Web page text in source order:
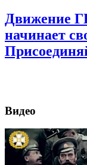
Движение
начинает
Видео